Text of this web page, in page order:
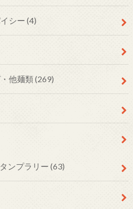
シー (4)
他麺類(269)
ンプラリー (63)